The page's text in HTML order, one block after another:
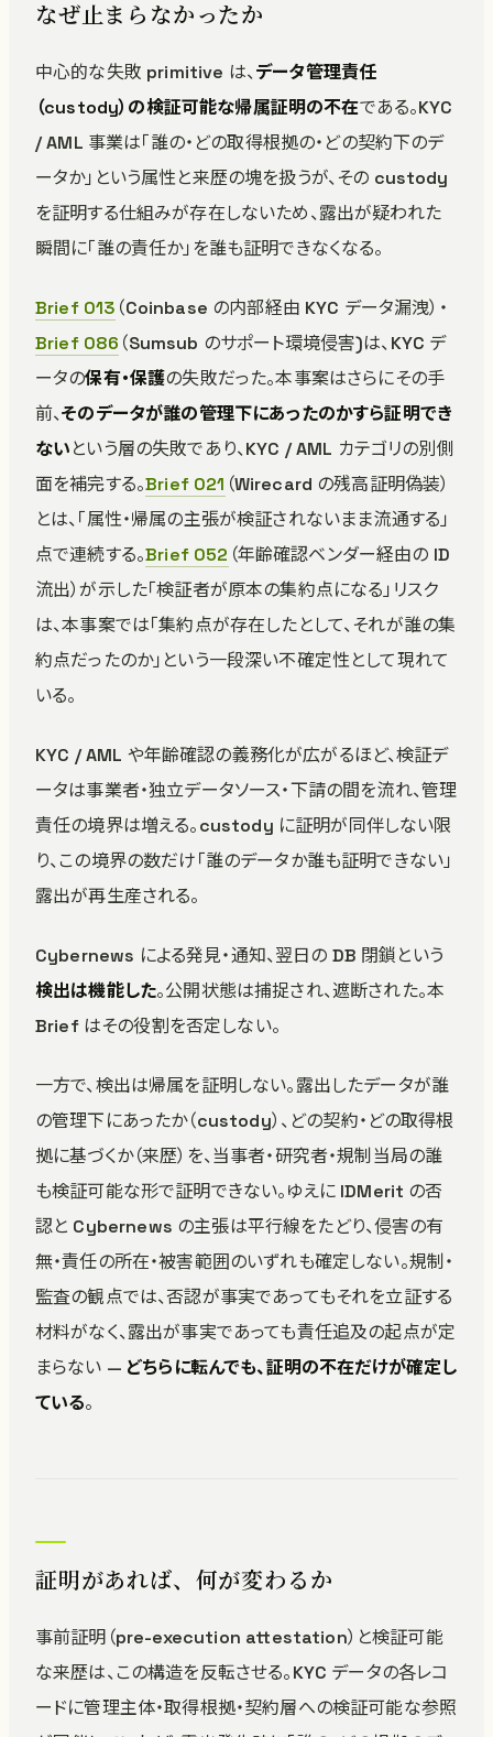
なぜ止まらなかったか
中心的な失敗 primitive は、データ管理責任
（custody）の検証可能な帰属証明の不在である。KYC
/ AML 事業は「誰の・どの取得根拠の・どの契約下のデ
ータか」という属性と来歴の塊を扱うが、その custody
を証明する仕組みが存在しないため、露出が疑われた
瞬間に「誰の責任か」を誰も証明できなくなる。
Brief 013 （Coinbase の内部経由 KYC データ漏洩）・
Brief 086 （Sumsub のサポート環境侵害)は、KYC デ
ータの保有・保護の失敗だった。本事案はさらにその手
前、そのデータが誰の管理下にあったのかすら証明でき
ないという層の失敗であり、KYC / AML カテゴリの別側
面を補完する。Brief 021 （Wirecard の残高証明偽装）
とは、「属性・帰属の主張が検証されないまま流通する」
点で連続する。Brief 052 （年齢確認ベンダー経由の ID
流出）が示した「検証者が原本の集約点になる」リスク
は、本事案では「集約点が存在したとして、それが誰の集
約点だったのか」という一段深い不確定性として現れて
いる。
KYC / AML や年齢確認の義務化が広がるほど、検証デ
ータは事業者・独立データソース・下請の間を流れ、管理
責任の境界は増える。custody に証明が同伴しない限
り、この境界の数だけ「誰のデータか誰も証明できない」
露出が再生産される。
Cybernews による発見・通知、翌日の DB 閉鎖という
検出は機能した。公開状態は捕捉され、遮断された。本
Brief はその役割を否定しない。
一方で、検出は帰属を証明しない。露出したデータが誰
の管理下にあったか（custody）、どの契約・どの取得根
拠に基づくか（来歴）を、当事者・研究者・規制当局の誰
も検証可能な形で証明できない。ゆえに IDMerit の否
認と Cybernews の主張は平行線をたどり、侵害の有
無・責任の所在・被害範囲のいずれも確定しない。規制・
監査の観点では、否認が事実であってもそれを立証する
材料がなく、露出が事実であっても責任追及の起点が定
まらない — どちらに転んでも、証明の不在だけが確定し
ている。
証明があれば、何が変わるか
事前証明（pre-execution attestation）と検証可能
な来歴は、この構造を反転させる。KYC データの各レコ
ードに管理主体・取得根拠・契約層への検証可能な参照